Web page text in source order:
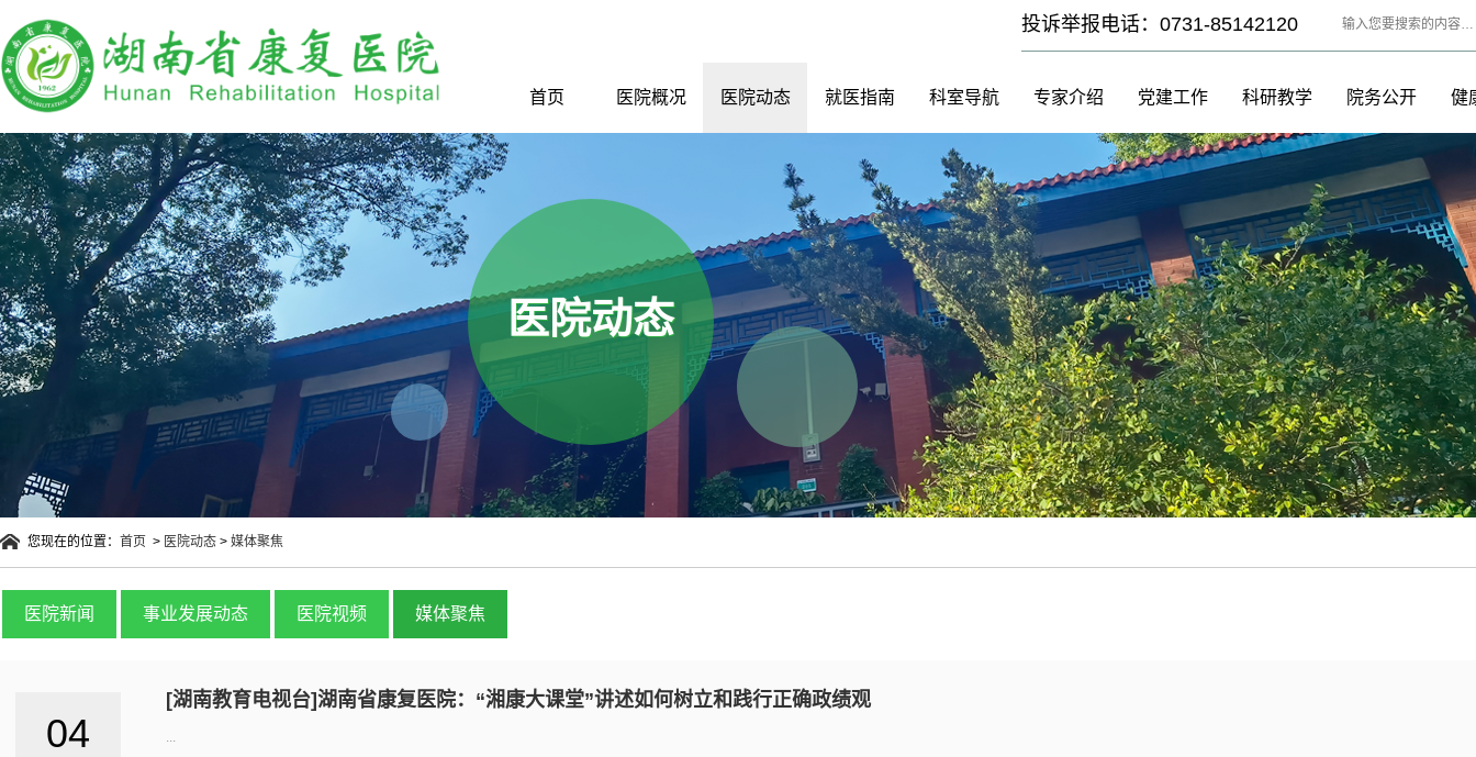
投诉举报电话：0731-85142120
首页 医院概况 医院动态 就医指南 科室导航 专家介绍 党建工作 科研教学 院务公开 健
医院动态
您现在的位置： 首页 > 医院动态 > 媒体聚焦
医院新闻 事业发展动态 医院视频 媒体聚焦
04
[湖南教育电视台]湖南省康复医院：“湘康大课堂”讲述如何树立和践行正确政绩观
...